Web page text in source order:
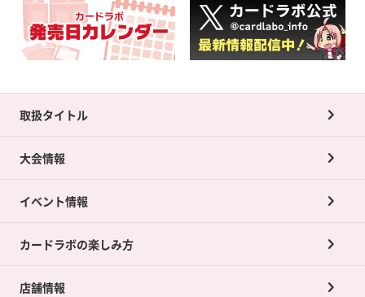
取扱タイトル
大会情報
イベント情報
カードラボの楽しみ方
店舗情報